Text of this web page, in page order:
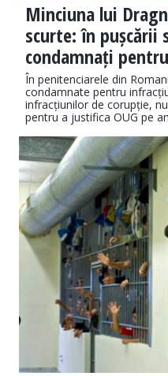
Minciuna lui
scurte: în pușcării
condamnați
În penitenciarele din
condamnate pentru
infracțiunilor de corupție,
pentru a justifica OUG pe